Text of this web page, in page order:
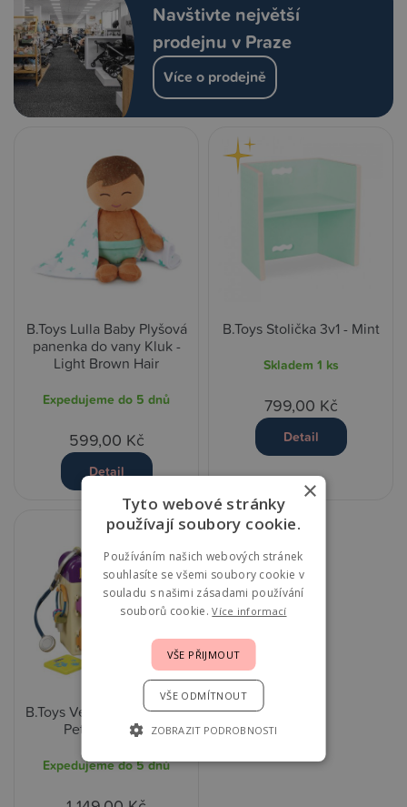
Navštivte největší
prodejnu v Praze
Více o prodejně
B.Toys Lulla Baby Plyšová
panenka do vany Kluk -
Light Brown Hair
Expedujeme do 5 dnů
599,00 Kč
Detail
B.Toys Stolička 3v1 - Mint
Skladem 1 ks
799,00 Kč
Detail
B.Toys Veterinářský kufřík
Pet Vet Clinic
Expedujeme do 5 dnů
×
Tyto webové stránky
používají soubory cookie.
Používáním našich webových stránek
souhlasíte se všemi soubory cookie v
souladu s našimi zásadami používání
souborů cookie.Více informací
VŠE PŘIJMOUT
VŠE ODMÍTNOUT
ZOBRAZIT PODROBNOSTI